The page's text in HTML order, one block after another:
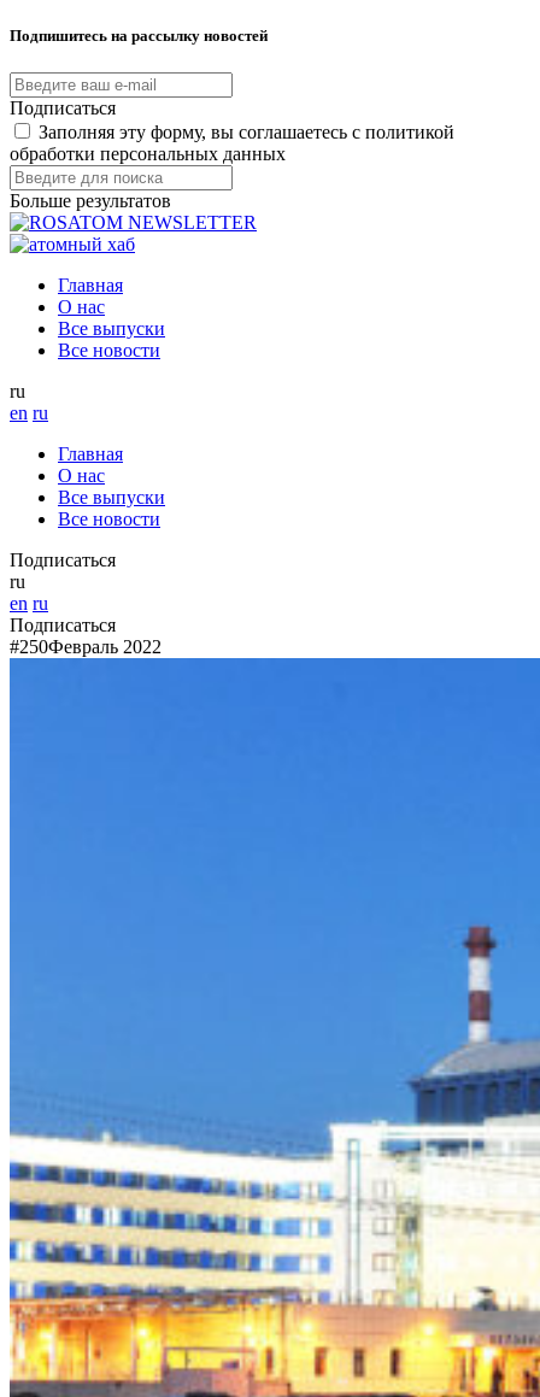
Подпишитесь на рассылку новостей
Подписаться
Заполняя эту форму, вы соглашаетесь с политикой
обработки персональных данных
Больше результатов
Главная
О нас
Все выпуски
Все новости
ru
en ru
Главная
О нас
Все выпуски
Все новости
Подписаться
ru
en ru
Подписаться
#250Февраль 2022